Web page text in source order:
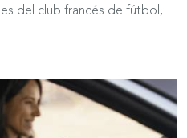
del club francés de fútbol,